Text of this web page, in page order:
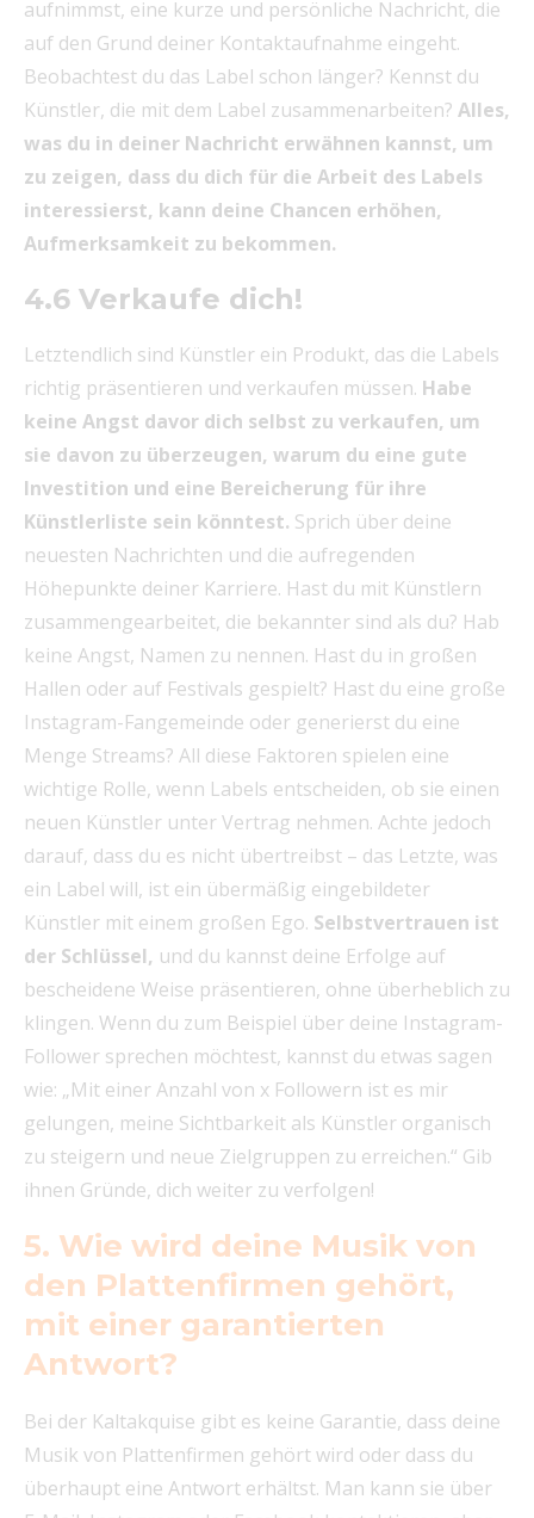
aufnimmst, eine kurze und persönliche Nachricht, die
auf den Grund deiner Kontaktaufnahme eingeht.
Beobachtest du das Label schon länger? Kennst du
Künstler, die mit dem Label zusammenarbeiten? Alles,
was du in deiner Nachricht erwähnen kannst, um
zu zeigen, dass du dich für die Arbeit des Labels
interessierst, kann deine Chancen erhöhen,
Aufmerksamkeit zu bekommen.
4.6 Verkaufe dich!
Letztendlich sind Künstler ein Produkt, das die Labels
richtig präsentieren und verkaufen müssen. Habe
keine Angst davor dich selbst zu verkaufen, um
sie davon zu überzeugen, warum du eine gute
Investition und eine Bereicherung für ihre
Künstlerliste sein könntest. Sprich über deine
neuesten Nachrichten und die aufregenden
Höhepunkte deiner Karriere. Hast du mit Künstlern
zusammengearbeitet, die bekannter sind als du? Hab
keine Angst, Namen zu nennen. Hast du in großen
Hallen oder auf Festivals gespielt? Hast du eine große
Instagram-Fangemeinde oder generierst du eine
Menge Streams? All diese Faktoren spielen eine
wichtige Rolle, wenn Labels entscheiden, ob sie einen
neuen Künstler unter Vertrag nehmen. Achte jedoch
darauf, dass du es nicht übertreibst – das Letzte, was
ein Label will, ist ein übermäßig eingebildeter
Künstler mit einem großen Ego. Selbstvertrauen ist
der Schlüssel, und du kannst deine Erfolge auf
bescheidene Weise präsentieren, ohne überheblich zu
klingen. Wenn du zum Beispiel über deine Instagram-
Follower sprechen möchtest, kannst du etwas sagen
wie: „Mit einer Anzahl von x Followern ist es mir
gelungen, meine Sichtbarkeit als Künstler organisch
zu steigern und neue Zielgruppen zu erreichen.“ Gib
ihnen Gründe, dich weiter zu verfolgen!
5. Wie wird deine Musik von
den Plattenfirmen gehört,
mit einer garantierten
Antwort?
Bei der Kaltakquise gibt es keine Garantie, dass deine
Musik von Plattenfirmen gehört wird oder dass du
überhaupt eine Antwort erhältst. Man kann sie über